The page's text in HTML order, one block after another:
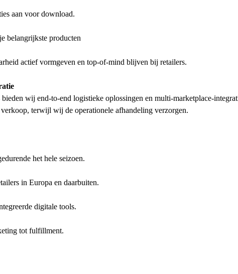
aan voor download.
belangrijkste producten
actief vormgeven en top-of-mind blijven bij retailers.
wij end-to-end logistieke oplossingen en multi-marketplace-
terwijl wij de operationele afhandeling verzorgen.
het hele seizoen.
in Europa en daarbuiten.
digitale tools.
tot fulfillment.